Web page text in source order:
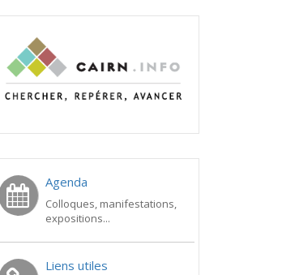
Agenda
Colloques, manifestations,
expositions...
Liens utiles